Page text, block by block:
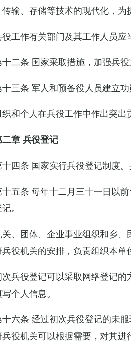
输、存储等技术的现代化，为
役工作有关部门及其工作人员应
十二条 国家采取措施，加强兵
十三条 军人和预备役人员建立
织和个人在兵役工作中作出突出
二章 兵役登记
十四条 国家实行兵役登记制度
十五条 每年十二月三十一日以
。
关、团体、企业事业组织和乡
役机关的安排，负责组织本单
次兵役登记可以采取网络登记
个人信息。
十六条 经过初次兵役登记的未
役机关可以根据需要，对其进